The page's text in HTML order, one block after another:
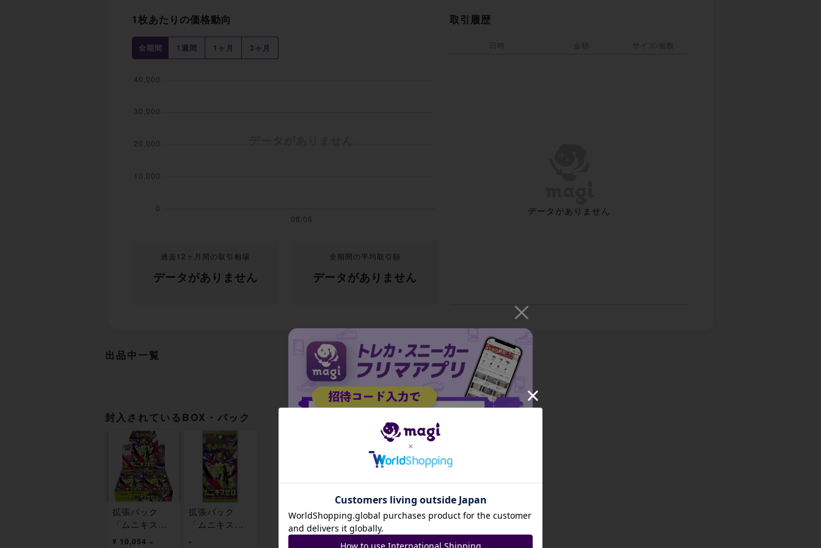
1枚あたりの価格動向
全期間 1週間 1ヶ月 3ヶ月
過去12ヶ月間の取引相場
データがありません
全期間の平均取引額
データがありません
取引履歴
日時 金額 サイズ/個数
データがありません
出品中一覧
出品がありません
封入されているBOX・パック
拡張パック
「ムニキスゼ
ロ」 未開封BO
¥ 10,054 ~
拡張パック
「ムニキスゼ
-
招待コード
JA9XS8